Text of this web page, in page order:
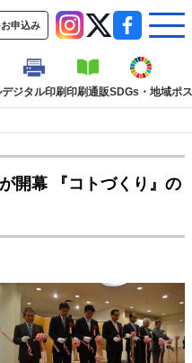
申込み
デジタル印刷印刷通販SDGs・地域ポ
ジタル印刷
印刷通販
イベント 信用情報
業界
開幕 『コトづくり』の